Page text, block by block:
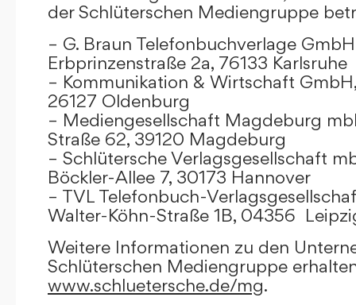
der Schlüterschen Mediengruppe
– G. Braun Telefonbuchverlage GmbH
Erbprinzenstraße 2a, 76133 Karlsruhe
– Kommunikation & Wirtschaft
26127 Oldenburg
– Mediengesellschaft Magdeburg
Straße 62, 39120 Magdeburg
– Schlütersche Verlagsgesellschaft
Böckler-Allee 7, 30173 Hannover
– TVL Telefonbuch-
Walter-Köhn-Straße 1B, 04356
Weitere Informationen zu den
Schlüterschen Mediengruppe
www.schluetersche.de/mg.